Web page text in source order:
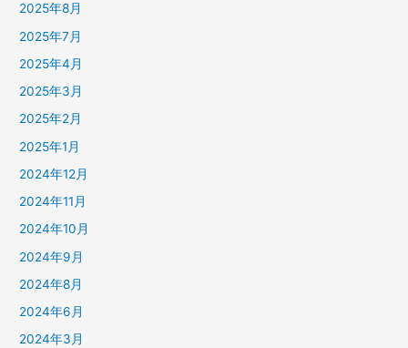
2025年8月
2025年7月
2025年4月
2025年3月
2025年2月
2025年1月
2024年12月
2024年11月
2024年10月
2024年9月
2024年8月
2024年6月
2024年3月